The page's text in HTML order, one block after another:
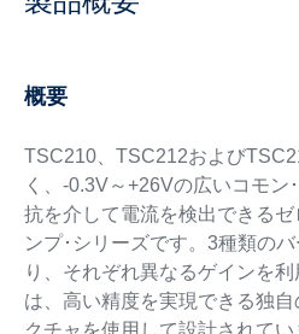
概要
TSC210、TSC212および
く、-0.3V～+26Vの広いコモ
抗を介して電流を検出できる
ンプ･シリーズです。3種類の
り、それぞれ異なるゲインを
は、高い精度を実現できる独
クチャを使用して設計されてい